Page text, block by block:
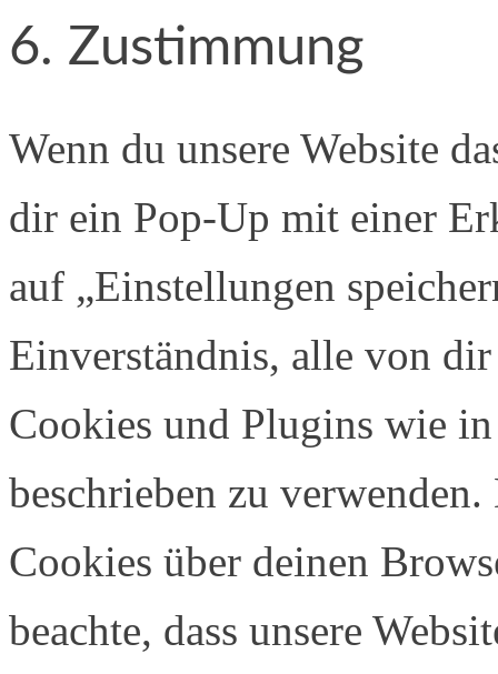
6. Zustimmung
Wenn du unsere Website
dir ein Pop-Up mit einer
auf „Einstellungen
Einverständnis, alle von
Cookies und Plugins wie
beschrieben zu
Cookies über deinen
beachte, dass unsere